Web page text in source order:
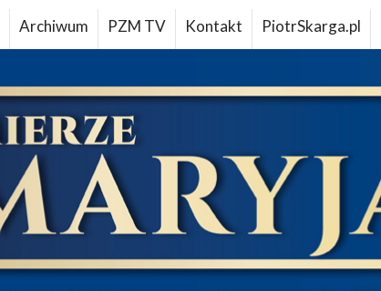
Archiwum PZM TV Kontakt PiotrSkarga.pl